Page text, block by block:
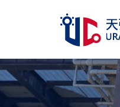
会社概要
製品一覧